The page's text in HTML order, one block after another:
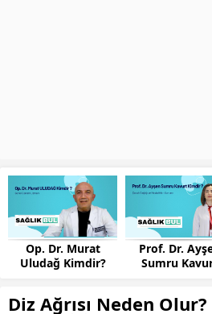
Prof. Dr. Ayşen
Sumru Kavurt
Uzm. Dr.
Abdulragıp
Diz Ağrısı Neden Olur?